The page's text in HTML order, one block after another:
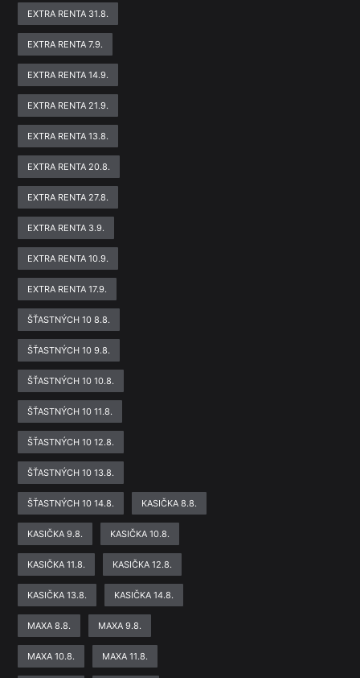
EXTRA RENTA 31.8.
EXTRA RENTA 7.9.
EXTRA RENTA 14.9.
EXTRA RENTA 21.9.
EXTRA RENTA 13.8.
EXTRA RENTA 20.8.
EXTRA RENTA 27.8.
EXTRA RENTA 3.9.
EXTRA RENTA 10.9.
EXTRA RENTA 17.9.
ŠŤASTNÝCH 10 8.8.
ŠŤASTNÝCH 10 9.8.
ŠŤASTNÝCH 10 10.8.
ŠŤASTNÝCH 10 11.8.
ŠŤASTNÝCH 10 12.8.
ŠŤASTNÝCH 10 13.8.
ŠŤASTNÝCH 10 14.8. KASIČKA 8.8.
KASIČKA 9.8. KASIČKA 10.8.
KASIČKA 11.8. KASIČKA 12.8.
KASIČKA 13.8. KASIČKA 14.8.
MAXA 8.8. MAXA 9.8.
MAXA 10.8. MAXA 11.8.